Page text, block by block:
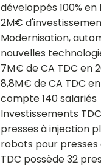
développés 100% en
2M€
Modernisation,
nouvelles
7M€ de CA TDC en
8,8M€ de CA TDC en
compte 140 salariés
Investissements TDC
presses à injection
robots pour presses
TDC possède 32